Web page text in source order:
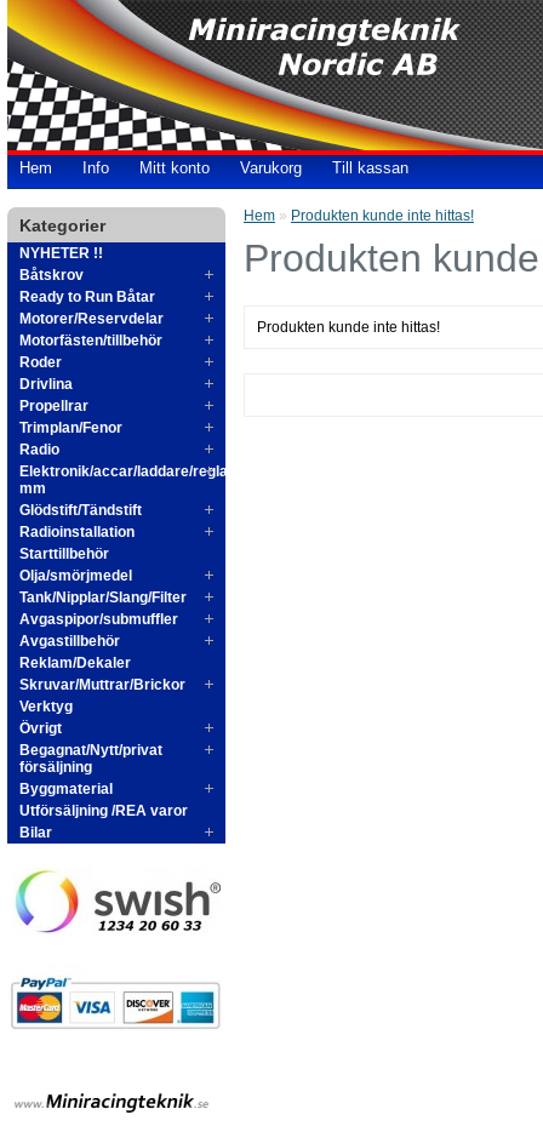
Hem Info Mitt konto Varukorg Till kassan
Kategorier
NYHETER !!
Båtskrov
Ready to Run Båtar
Motorer/Reservdelar
Motorfästen/tillbehör
Roder
Drivlina
Propellrar
Trimplan/Fenor
Radio
Elektronik/accar/laddare/reglage
mm
Glödstift/Tändstift
Radioinstallation
Starttillbehör
Olja/smörjmedel
Tank/Nipplar/Slang/Filter
Avgaspipor/submuffler
Avgastillbehör
Reklam/Dekaler
Skruvar/Muttrar/Brickor
Verktyg
Övrigt
Begagnat/Nytt/privat
försäljning
Byggmaterial
Utförsäljning /REA varor
Bilar
Hem » Produkten kunde inte hittas!
Produkten
Produkten kunde inte hittas!